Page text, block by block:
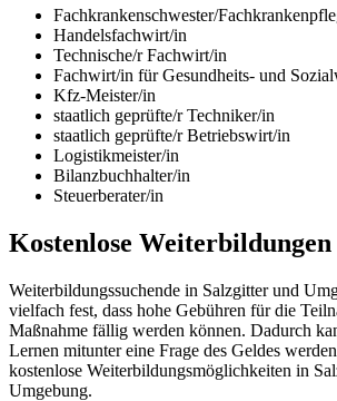
Fachkrankenschwester/
Handelsfachwirt/in
Technische/r Fachwirt/in
Fachwirt/in für Gesundheits- und
Kfz-Meister/in
staatlich geprüfte/r Techniker/in
staatlich geprüfte/r Betriebswirt/in
Logistikmeister/in
Bilanzbuchhalter/in
Steuerberater/in
Kostenlose
Weiterbildungssuchende in Salzgitter und
vielfach fest, dass hohe Gebühren für die
Maßnahme fällig werden können. Dadurch
Lernen mitunter eine Frage des Geldes
kostenlose Weiterbildungsmöglichkeiten in
Umgebung.